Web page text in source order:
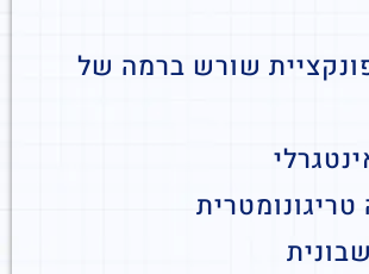
שורש ברמה של
טריגונומטרית